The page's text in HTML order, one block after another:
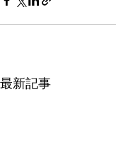
最新記事